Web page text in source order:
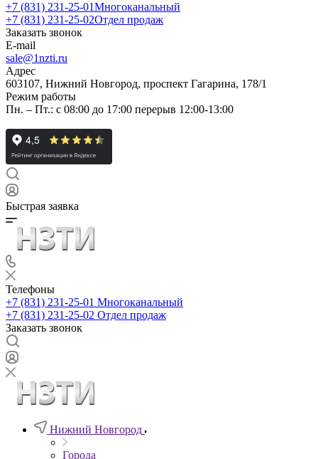
+7 (831) 231-25-01Многоканальный
+7 (831) 231-25-02Отдел продаж
Заказать звонок
E-mail
sale@1nzti.ru
Адрес
603107, Нижний Новгород, проспект Гагарина, 178/1
Режим работы
Пн. – Пт.: с 08:00 до 17:00 перерыв 12:00-13:00
Быстрая заявка
Телефоны
+7 (831) 231-25-01 Многоканальный
+7 (831) 231-25-02 Отдел продаж
Заказать звонок
Нижний Новгород
Города